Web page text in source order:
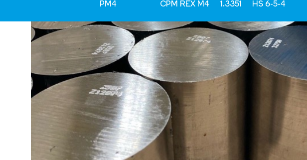
PM4 CPM REX M4 1.3351 HS 6-5-4